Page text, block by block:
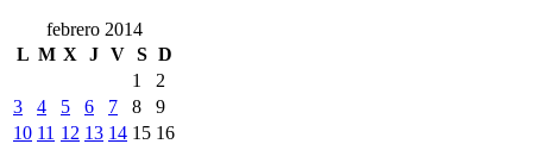
febrero 2014
L M X J V S D
1
2
3
4 5 6 7 8
9
10 11 12 13 14 15 16